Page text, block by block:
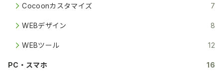
Cocoonカスタマイズ 7
WEBデザイン 8
WEBツール 12
PC・スマホ 16